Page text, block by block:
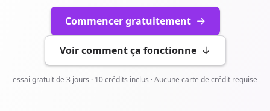
Commencer gratuitement
Voir comment ça fonctionne
essai gratuit de 3 jours · 10 crédits inclus · Aucune carte de crédit requise